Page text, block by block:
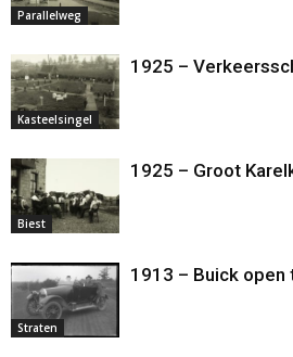
Parallelweg
Kasteelsingel
1925 –
Biest
1925 – Groot
Straten
1913 – Buick open